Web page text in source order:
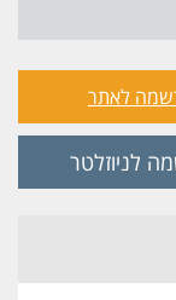
לאתר
לניוזלטר